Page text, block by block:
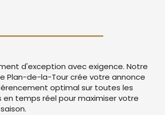
d'exception avec exigence. Notre
Plan-de-la-Tour crée votre annonce
optimal sur toutes les
temps réel pour maximiser votre